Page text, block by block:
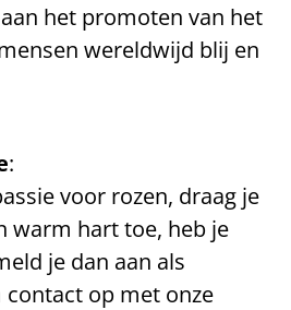
het promoten van het
wereldwijd blij en
:
voor rozen, draag je
warm hart toe, heb je
je dan aan als
op met onze